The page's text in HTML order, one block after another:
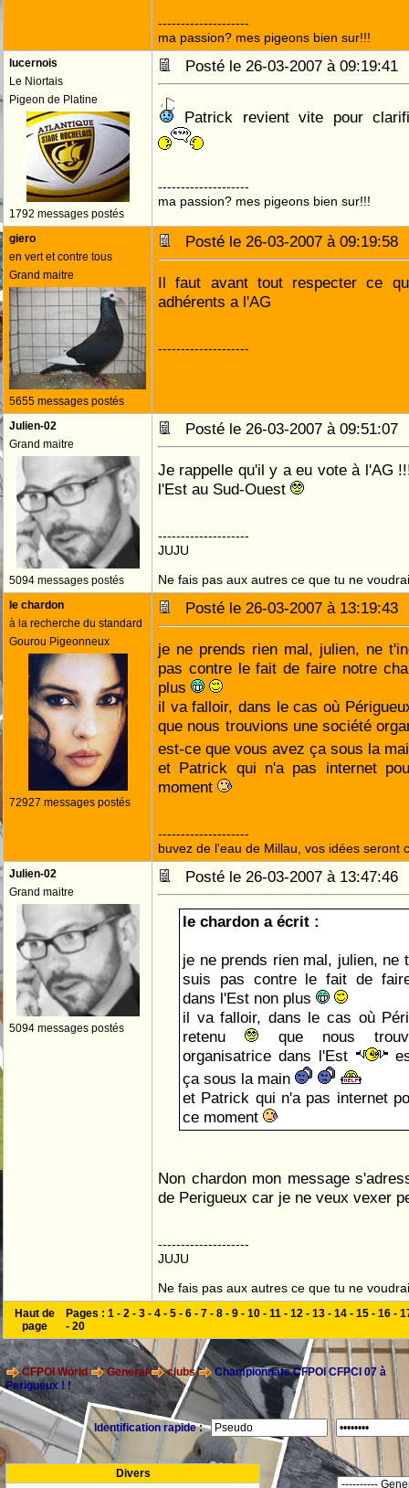
--------------------
ma passion? mes pigeons bien sur!!!
lucernois
Le Niortais
Pigeon de Platine
1792 messages postés
Posté le 26-03-2007 à
Patrick revient vite pour
--------------------
ma passion? mes pigeons bien sur!!!
giero
en vert et contre tous
Grand maitre
5655 messages postés
Posté le 26-03-2007 à
Il faut avant tout respecter ce
adhérents a l'AG
--------------------
Julien-02
Grand maitre
5094 messages postés
Posté le 26-03-2007 à
Je rappelle qu'il y a eu vote à l'AG
l'Est au Sud-Ouest
--------------------
JUJU
Ne fais pas aux autres ce que tu ne
le chardon
à la recherche du standard
Gourou Pigeonneux
72927 messages postés
Posté le 26-03-2007 à
je ne prends rien mal, julien, ne
pas contre le fait de faire notre
plus
il va falloir, dans le cas où
que nous trouvions une société
est-ce que vous avez ça sous la
et Patrick qui n'a pas internet
moment
--------------------
buvez de l'eau de Millau, vos idées seront
Julien-02
Grand maitre
5094 messages postés
Posté le 26-03-2007 à
le chardon a écrit :
je ne prends rien mal, julien, ne
suis pas contre le fait de
dans l'Est non plus
il va falloir, dans le cas où
retenu
que nous
organisatrice dans l'Est
ça sous la main
et Patrick qui n'a pas internet
ce moment
Non chardon mon message
de Perigueux car je ne veux vexer
--------------------
JUJU
Ne fais pas aux autres ce que tu ne
Haut de
page
Pages : 1 - 2 - 3 - 4 - 5 - 6 - 7 - 8 - 9 - 10 - 11 - 12 - 13 - 14 - 15 - 16 -
- 20
CFPOI World General clubs
Championnats CFPOI CFPCI 07 à
Perigueux ! !
Identification rapide :
Divers